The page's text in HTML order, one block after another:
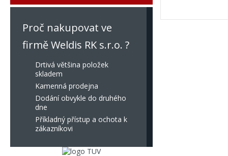
Proč nakupovat ve
firmě Weldis RK s.r.o. ?
Drtivá většina položek
skladem
Kamenná prodejna
Dodání obvykle do druhého
dne
Příkladný přístup a ochota k
zákazníkovi